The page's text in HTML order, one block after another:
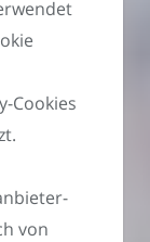
Cookies
von